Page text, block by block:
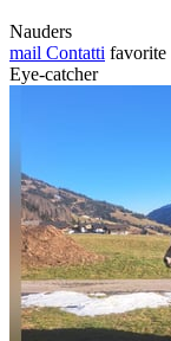
Nauders
mail Contatti favorite
Eye-catcher